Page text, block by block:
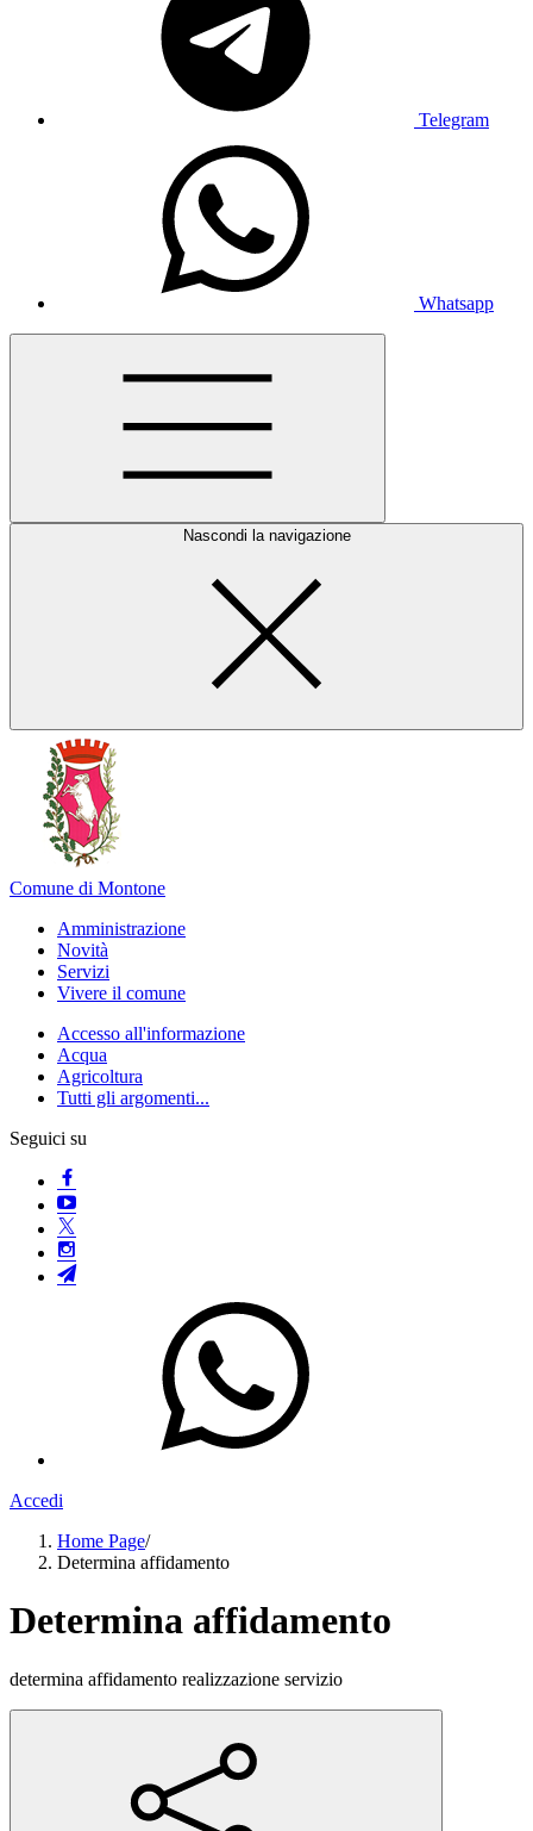
Telegram
Whatsapp
Nascondi la navigazione
Comune di Montone
Amministrazione
Novità
Servizi
Vivere il comune
Accesso all'informazione
Acqua
Agricoltura
Tutti gli argomenti...
Seguici su
Accedi
Home Page/
Determina affidamento
Determina affidamento
determina affidamento realizzazione servizio